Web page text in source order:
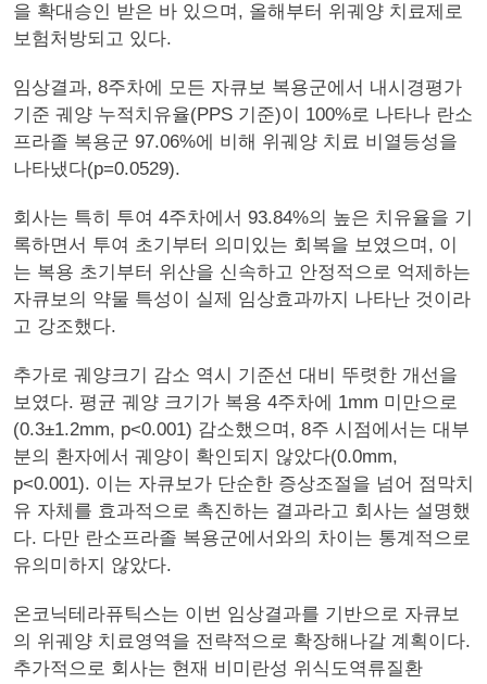
을 확대승인 받은 바 있으며, 올해부터 위궤양 치료제로
보험처방되고 있다.
임상결과, 8주차에 모든 자큐보 복용군에서 내시경평가
기준 궤양 누적치유율(PPS 기준)이 100%로 나타나 란소
프라졸 복용군 97.06%에 비해 위궤양 치료 비열등성을
나타냈다(p=0.0529).
회사는 특히 투여 4주차에서 93.84%의 높은 치유율을 기
록하면서 투여 초기부터 의미있는 회복을 보였으며, 이
는 복용 초기부터 위산을 신속하고 안정적으로 억제하는
자큐보의 약물 특성이 실제 임상효과까지 나타난 것이라
고 강조했다.
추가로 궤양크기 감소 역시 기준선 대비 뚜렷한 개선을
보였다. 평균 궤양 크기가 복용 4주차에 1mm 미만으로
(0.3±1.2mm, p<0.001) 감소했으며, 8주 시점에서는 대부
분의 환자에서 궤양이 확인되지 않았다(0.0mm,
p<0.001). 이는 자큐보가 단순한 증상조절을 넘어 점막치
유 자체를 효과적으로 촉진하는 결과라고 회사는 설명했
다. 다만 란소프라졸 복용군에서와의 차이는 통계적으로
유의미하지 않았다.
온코닉테라퓨틱스는 이번 임상결과를 기반으로 자큐보
의 위궤양 치료영역을 전략적으로 확장해나갈 계획이다.
추가적으로 회사는 현재 비미란성 위식도역류질환